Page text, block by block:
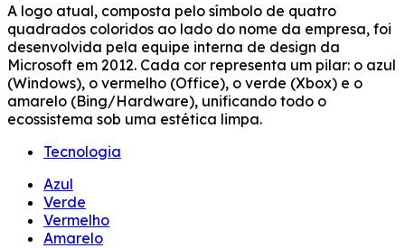
A logo atual, composta pelo símbolo de quatro
quadrados coloridos ao lado do nome da empresa, foi
desenvolvida pela equipe interna de design da
Microsoft em 2012. Cada cor representa um pilar: o azul
(Windows), o vermelho (Office), o verde (Xbox) e o
amarelo (Bing/Hardware), unificando todo o
ecossistema sob uma estética limpa.
Tecnologia
Azul
Verde
Vermelho
Amarelo